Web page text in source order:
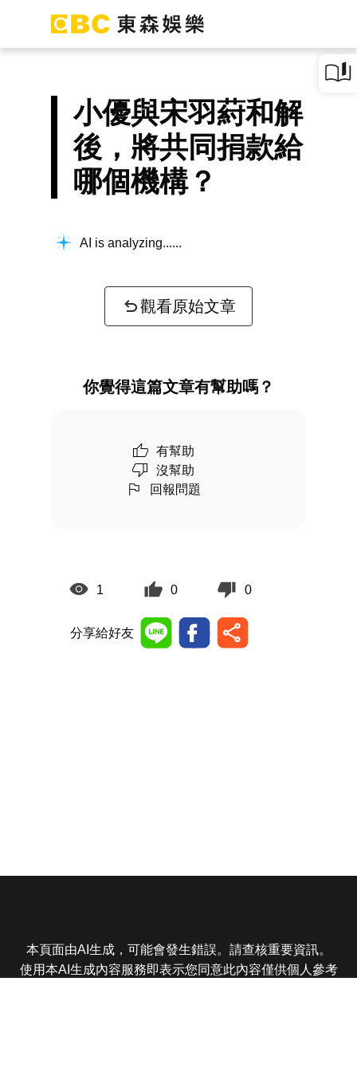
小優與宋羽葤和解
後，將共同捐款給
哪個機構？
AI is analyzing...
觀看原始文章
你覺得這篇文章有幫助嗎？
有幫助
沒幫助
回報問題
1 0 0
分享給好友
本頁面由AI生成，可能會發生錯誤。請查核重要資訊。
使用本AI生成內容服務即表示您同意此內容僅供個人參考